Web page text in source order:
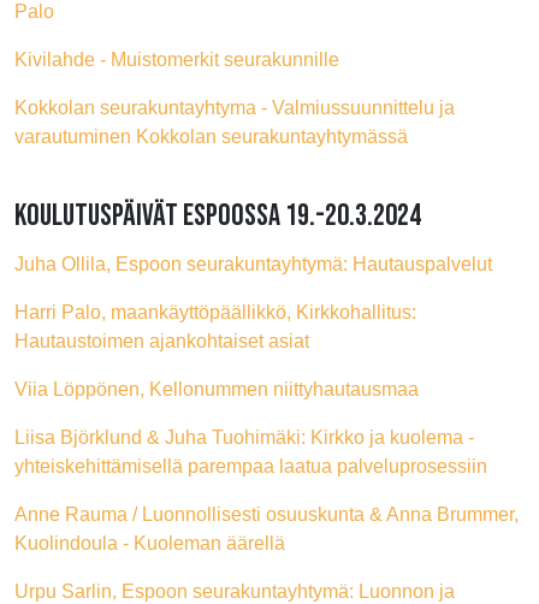
Palo
Kivilahde - Muistomerkit seurakunnille
Kokkolan seurakuntayhtyma - Valmiussuunnittelu ja
varautuminen Kokkolan seurakuntayhtymässä
KOULUTUSPÄIVÄT ESPOOSSA 19.-20.3.2024
Juha Ollila, Espoon seurakuntayhtymä: Hautauspalvelut
Harri Palo, maankäyttöpäällikkö, Kirkkohallitus:
Hautaustoimen ajankohtaiset asiat
Viia Löppönen, Kellonummen niittyhautausmaa
Liisa Björklund & Juha Tuohimäki: Kirkko ja kuolema -
yhteiskehittämisellä parempaa laatua palveluprosessiin
Anne Rauma / Luonnollisesti osuuskunta & Anna Brummer,
Kuolindoula - Kuoleman äärellä
Urpu Sarlin, Espoon seurakuntayhtymä: Luonnon ja